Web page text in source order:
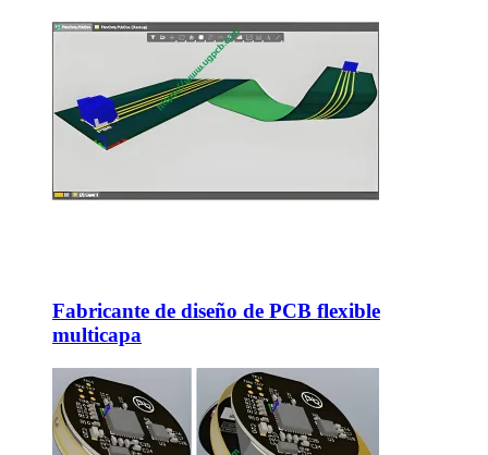
Fabricante de diseño de PCB flexible
multicapa